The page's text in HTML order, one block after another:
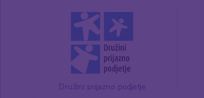
Družini prijazno podjetje